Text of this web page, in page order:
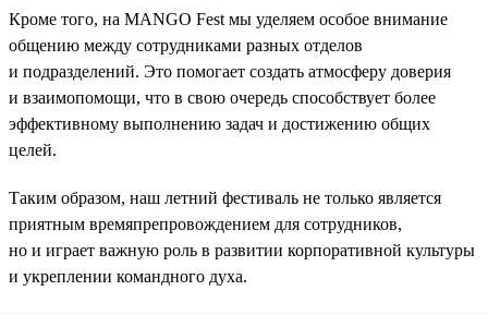
Кроме того, на MANGO Fest мы уделяем особое внимание
общению между сотрудниками разных отделов
и подразделений. Это помогает создать атмосферу доверия
и взаимопомощи, что в свою очередь способствует более
эффективному выполнению задач и достижению общих
целей.
Таким образом, наш летний фестиваль не только является
приятным времяпрепровождением для сотрудников,
но и играет важную роль в развитии корпоративной культуры
и укреплении командного духа.